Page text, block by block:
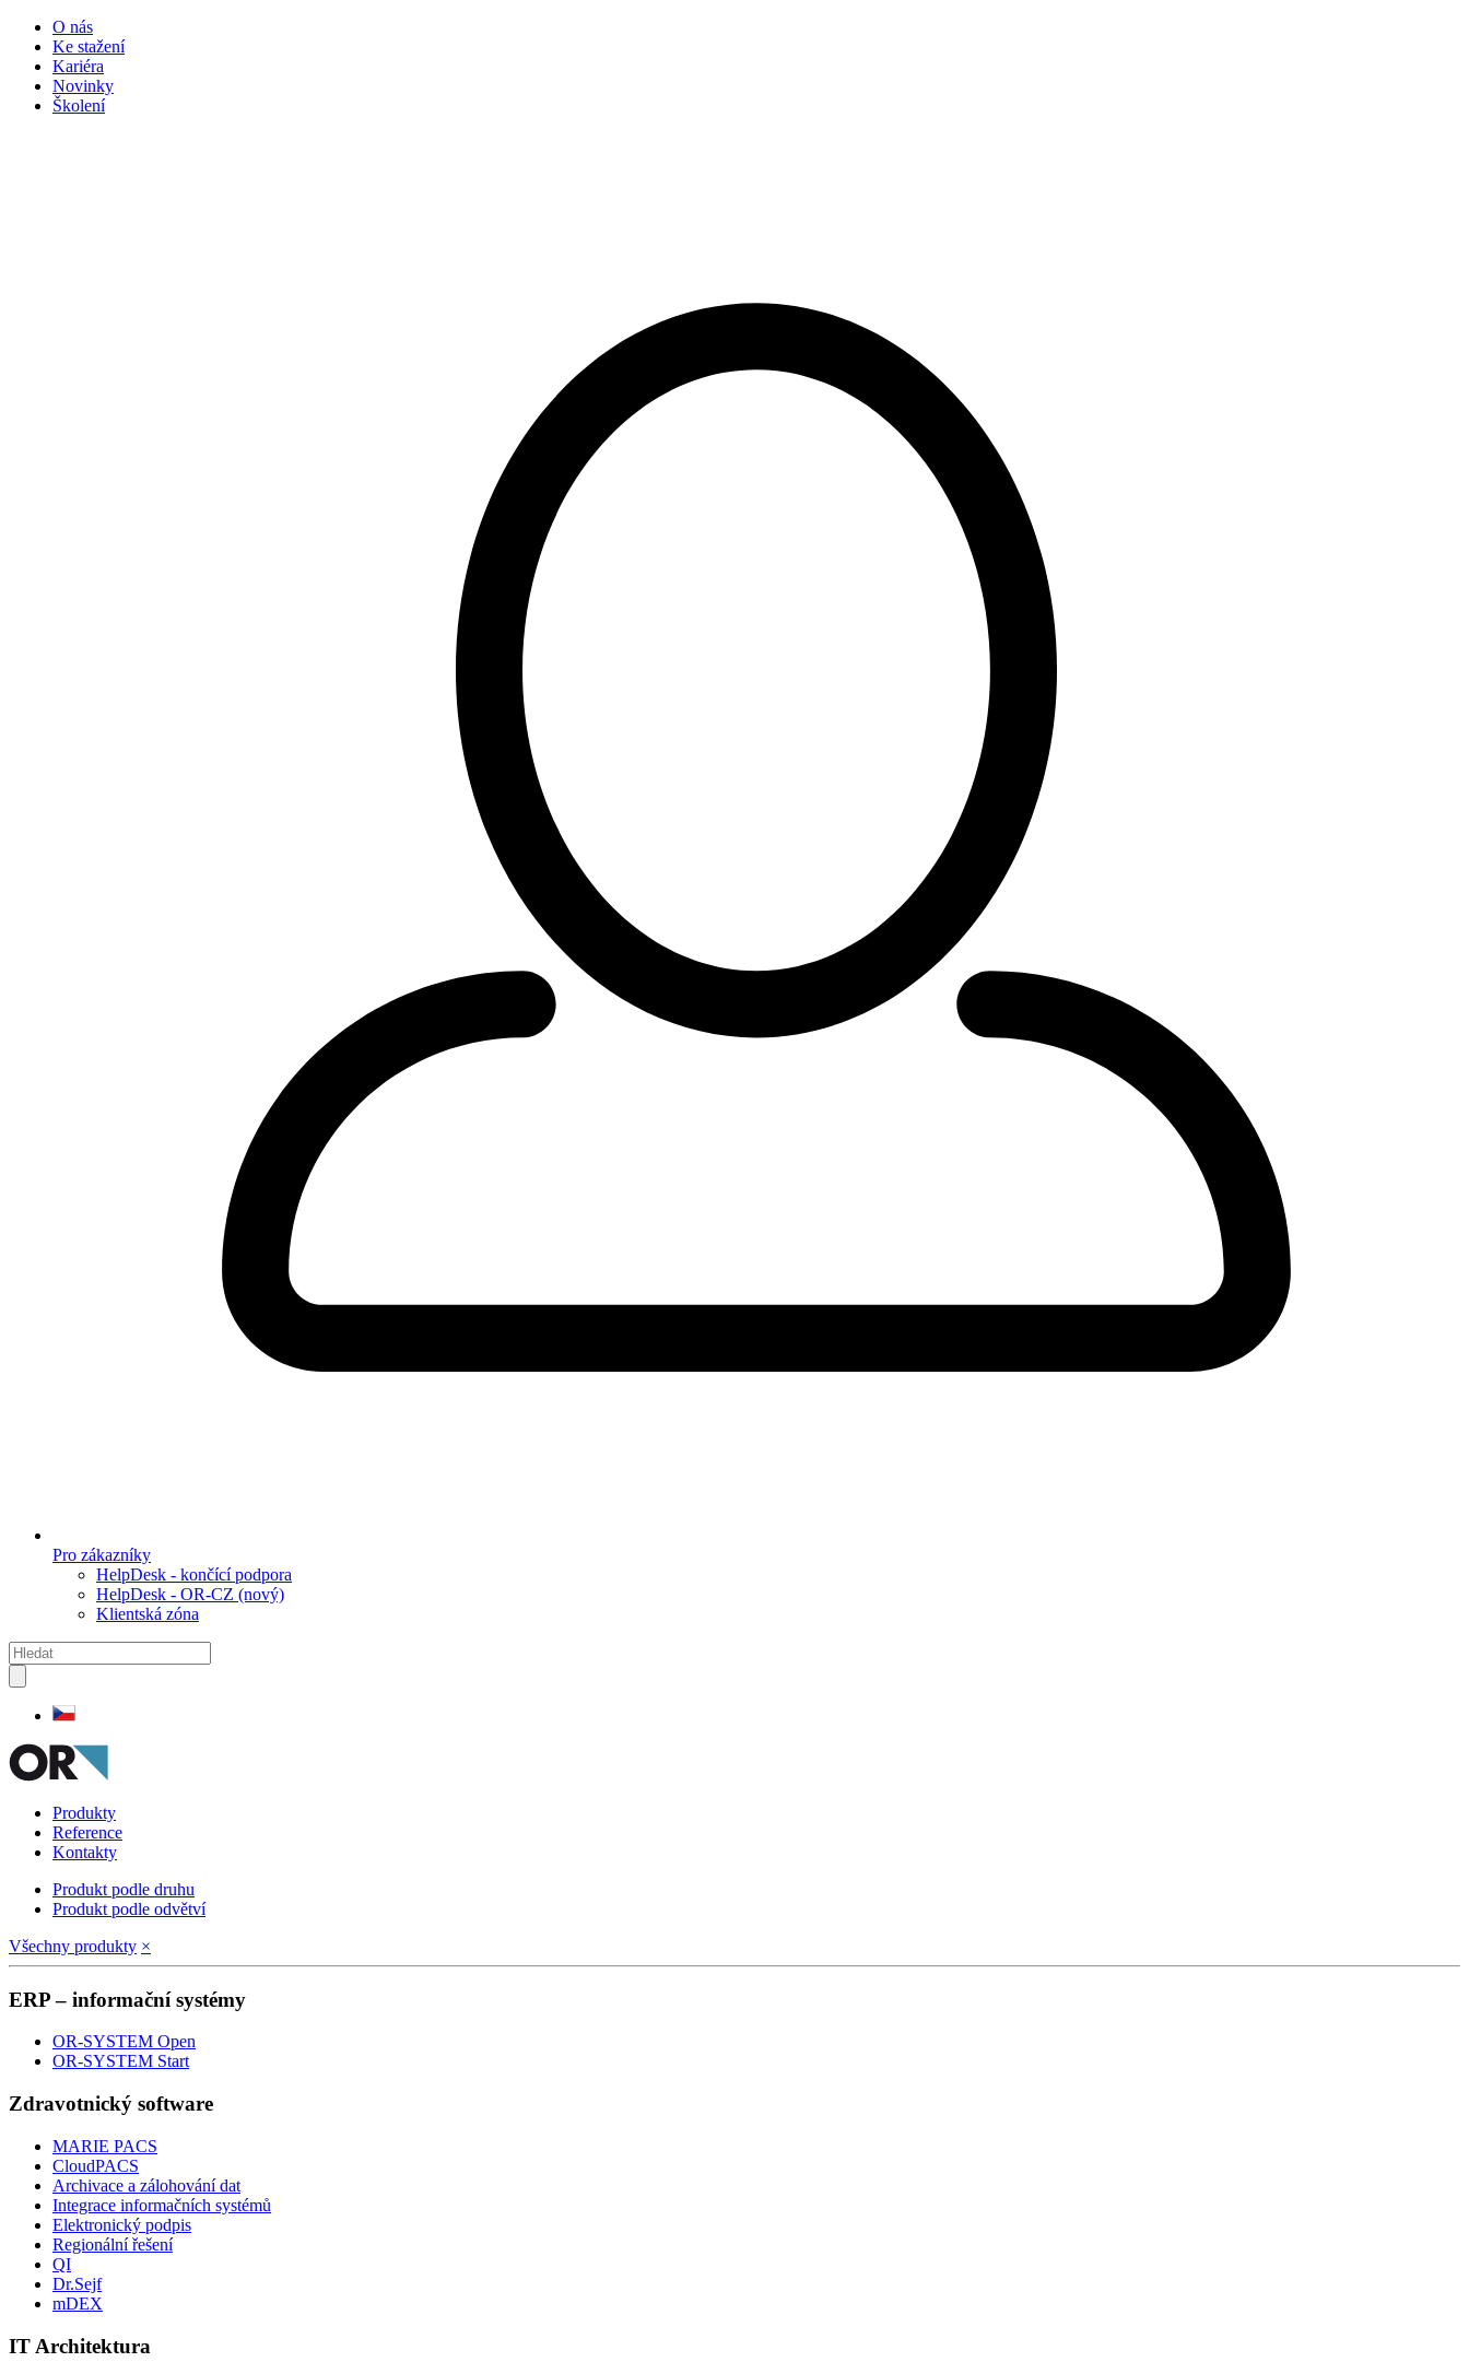
O nás
Ke stažení
Kariéra
Novinky
Školení
Pro zákazníky
HelpDesk - končící podpora
HelpDesk - OR-CZ (nový)
Klientská zóna
Produkty
Reference
Kontakty
Produkt podle druhu
Produkt podle odvětví
Všechny produkty ×
ERP – informační systémy
OR-SYSTEM Open
OR-SYSTEM Start
Zdravotnický software
MARIE PACS
CloudPACS
Archivace a zálohování dat
Integrace informačních systémů
Elektronický podpis
Regionální řešení
QI
Dr.Sejf
mDEX
IT Architektura